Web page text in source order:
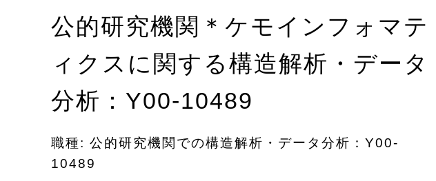
公的研究機関＊ケモインフォマテ
ィクスに関する構造解析・データ
分析：Y00-10489
職種: 公的研究機関での構造解析・データ分析：Y00-
10489